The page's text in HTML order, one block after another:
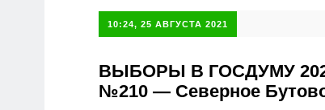
10:24, 25 АВГУСТА 2021
ВЫБОРЫ В ГОСДУМУ
№210 — Северное